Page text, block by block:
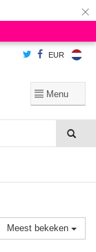
×
EUR
Meest bekeken
dat akkoord?
Ja